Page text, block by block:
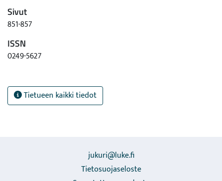
Sivut
851-857
ISSN
0249-5627
Tietueen kaikki tiedot
jukuri@luke.fi
Tietosuojaseloste